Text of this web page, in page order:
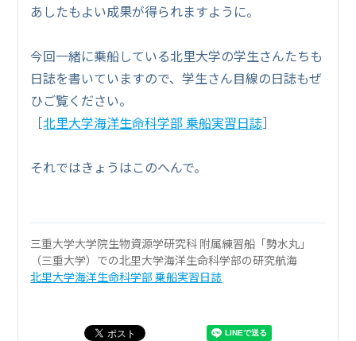
あしたもよい成果が得られますように。
今回一緒に乗船している北里大学の学生さんたちも
日誌を書いていますので、学生さん目線の日誌もぜ
ひご覧ください。
［北里大学海洋生命科学部 乗船実習日誌］
それではきょうはこのへんで。
三重大学大学院生物資源学研究科 附属練習船「勢水丸」
（三重大学）での北里大学海洋生命科学部の研究航海
北里大学海洋生命科学部 乗船実習日誌